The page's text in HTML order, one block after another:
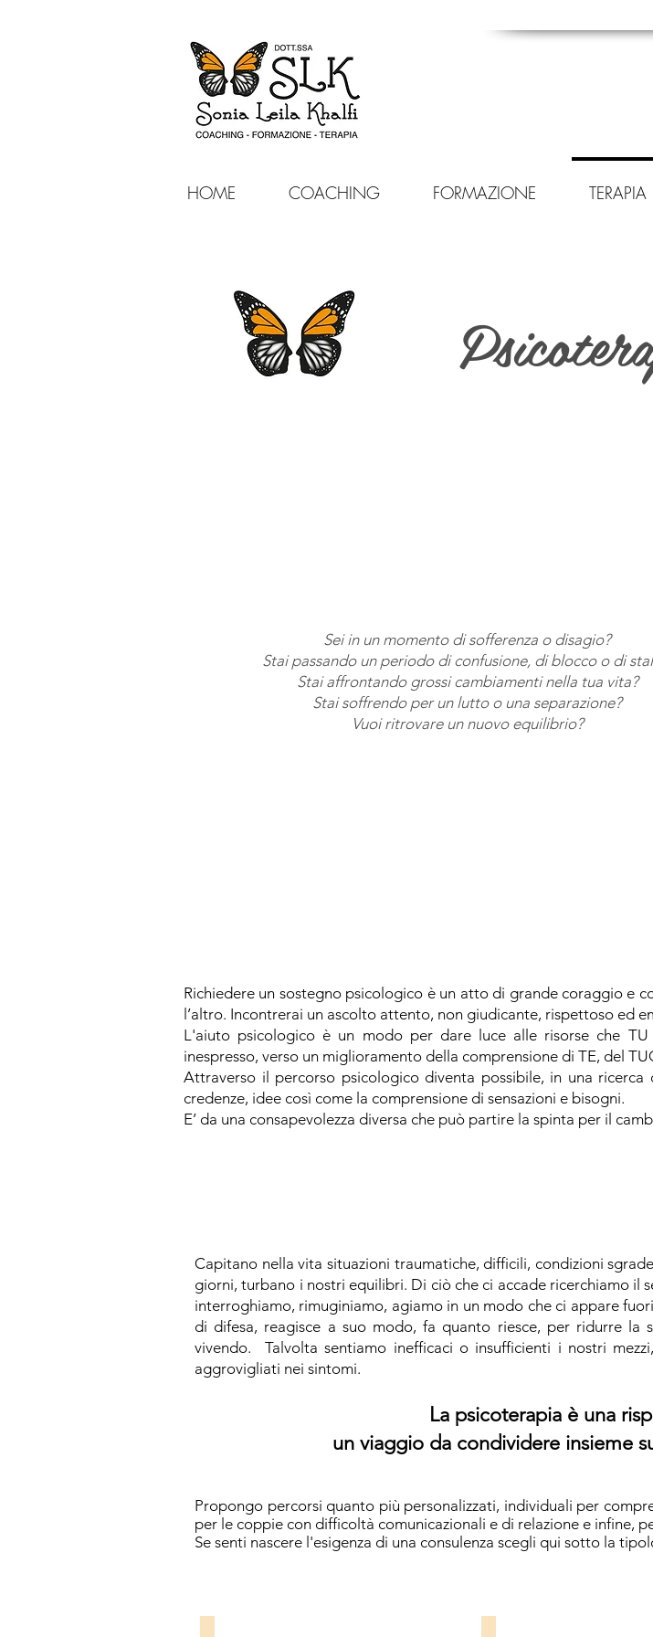
HOME COACHING FORMAZIONE TERAPIA
Sei in un momento di sofferenza o disagio?
Stai passando un periodo di confusione, di blocco o di
Stai affrontando grossi cambiamenti nella tua vita?
Stai soffrendo per un lutto o una separazione?
Vuoi ritrovare un nuovo equilibrio?
Richiedere un sostegno psicologico è un atto di grande coraggio e
l’altro. Incontrerai un ascolto attento, non giudicante, rispettoso ed
L'aiuto psicologico è un modo per dare luce alle risorse che
inespresso, verso un miglioramento della comprensione di TE, del
Attraverso il percorso psicologico diventa possibile, in una
credenze, idee così come la comprensione di sensazioni e bisogni.
E’ da una consapevolezza diversa che può partire la spinta per il
Capitano nella vita situazioni traumatiche, difficili, condizioni
giorni, turbano i nostri equilibri. Di ciò che ci accade ricerchiamo il
interroghiamo, rimuginiamo, agiamo in un modo che ci appare
di difesa, reagisce a suo modo, fa quanto riesce, per ridurre la
vivendo. Talvolta sentiamo inefficaci o insufficienti i nostri
aggrovigliati nei sintomi.
La psicoterapia è una
un viaggio da condividere insieme
Propongo percorsi quanto più personalizzati, individuali per
per le coppie con difficoltà comunicazionali e di relazione e infine,
Se senti nascere l'esigenza di una consulenza scegli qui sotto la